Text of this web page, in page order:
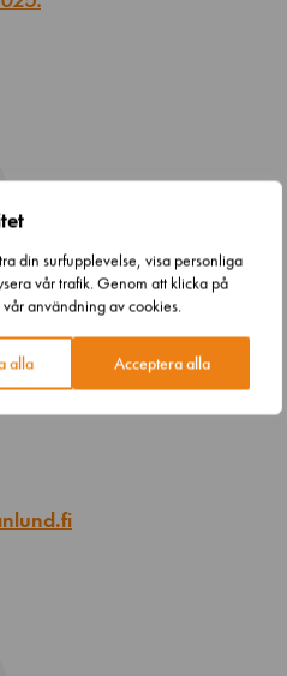
din surfupplevelse, visa personliga
vår trafik. Genom att klicka på
användning av cookies.
alla Acceptera alla